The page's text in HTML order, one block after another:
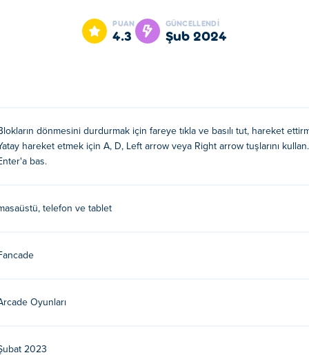
dokunun ve platformun üzerine yeniden konumlandırmak
yalnızca bir blok düşse bile oyunu kaybedersiniz. Oyun zor
ancak bunu yaptığınızda, benzersiz bir keyifli deneyim olacak!
ve basılı tutun, tetrominoları hareket ettirmek için farenizi
bırak
PUAN
4.3
GÜNCELLENDI
Şub 2024
dönmesini durdurmak için fareye tıkla ve basılı tut, hareket
hareket etmek için A, D, Left arrow veya Right arrow tuşlarını
bas.
telefon ve tablet
Oyunları
2023